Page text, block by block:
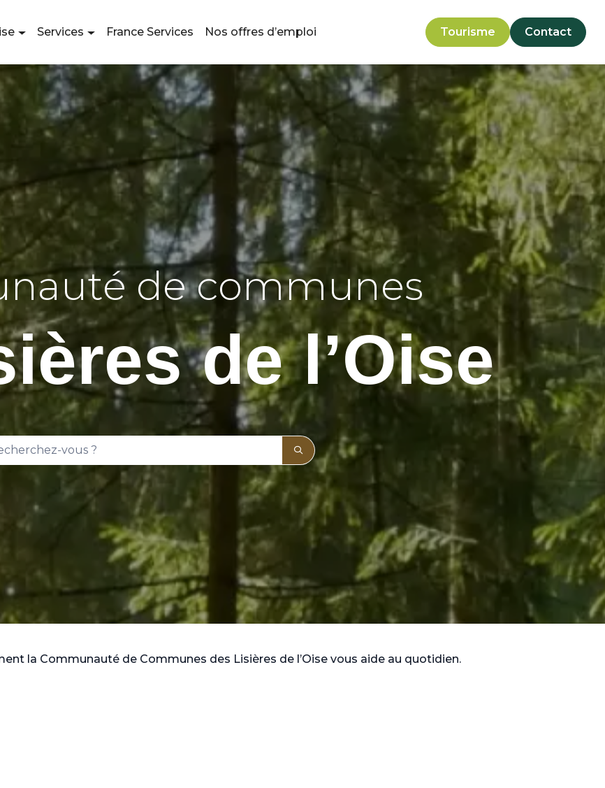
Services France Services Nos offres d’emploi Tourisme Contact
de communes
de l’Oise
la Communauté de Communes des Lisières de l’Oise vous aide au quotidien.